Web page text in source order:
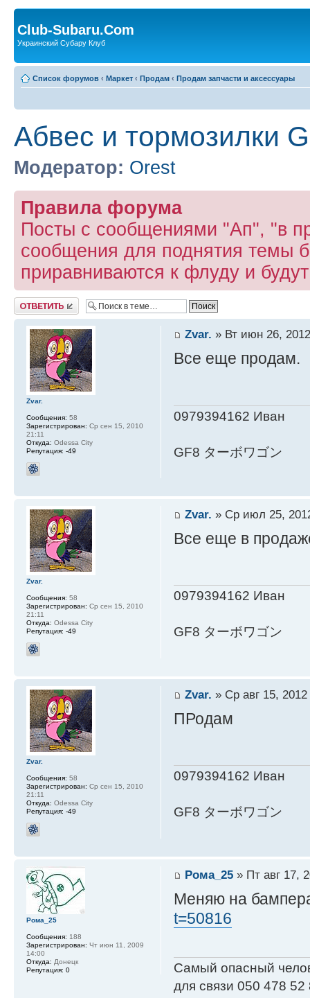
Club-Subaru.Com
Украинский Субару Клуб
Список форумов ‹ Маркет ‹ Продам ‹ Продам запчасти и аксессуары
Абвес и тормозилки
Модератор: Orest
Правила форума
Посты с сообщениями "Ап", "в
сообщения для поднятия темы
приравниваются к флуду и
Ответить
Zvar. » Вт июн 26,
Все еще продам.
0979394162 Иван
GF8 ターボワゴン
Zvar.
Сообщения: 58
Зарегистрирован: Ср сен 15, 2010
21:11
Откуда: Odessa City
Репутация: -49
Zvar. » Ср июл 25,
Все еще в
0979394162 Иван
GF8 ターボワゴン
Zvar.
Сообщения: 58
Зарегистрирован: Ср сен 15, 2010
21:11
Откуда: Odessa City
Репутация: -49
Zvar. » Ср авг 15,
ПРодам
0979394162 Иван
GF8 ターボワゴン
Zvar.
Сообщения: 58
Зарегистрирован: Ср сен 15, 2010
21:11
Откуда: Odessa City
Репутация: -49
Рома_25» Пт авг 17,
Меняю на
t=50816
Самый опасный
для связи 050 478 52
Рома_25
Сообщения: 188
Зарегистрирован: Чт июн 11, 2009
14:00
Откуда: Донецк
Репутация: 0